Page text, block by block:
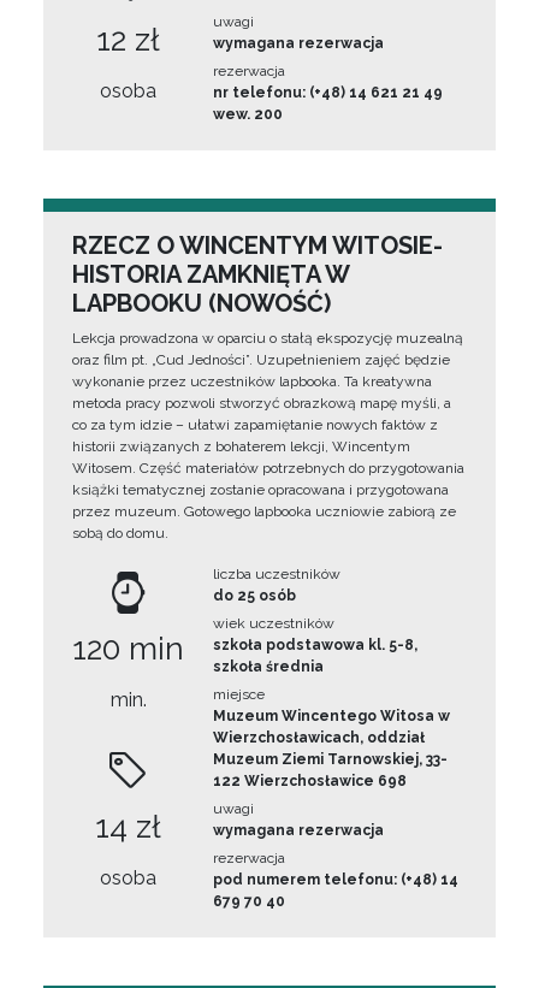
12 zł
osoba
uwagi
wymagana rezerwacja
rezerwacja
nr telefonu: (+48) 14 621 21 49
wew. 200
RZECZ O WINCENTYM WITOSIE-
HISTORIA ZAMKNIĘTA W
LAPBOOKU (NOWOŚĆ)
Lekcja prowadzona w oparciu o stałą ekspozycję muzealną
oraz film pt. „Cud Jedności”. Uzupełnieniem zajęć będzie
wykonanie przez uczestników lapbooka. Ta kreatywna
metoda pracy pozwoli stworzyć obrazkową mapę myśli, a
co za tym idzie – ułatwi zapamiętanie nowych faktów z
historii związanych z bohaterem lekcji, Wincentym
Witosem. Część materiałów potrzebnych do przygotowania
książki tematycznej zostanie opracowana i przygotowana
przez muzeum. Gotowego lapbooka uczniowie zabiorą ze
sobą do domu.
120 min
min.
14 zł
osoba
liczba uczestników
do 25 osób
wiek uczestników
szkoła podstawowa kl. 5-8,
szkoła średnia
miejsce
Muzeum Wincentego Witosa w
Wierzchosławicach, oddział
Muzeum Ziemi Tarnowskiej, 33-
122 Wierzchosławice 698
uwagi
wymagana rezerwacja
rezerwacja
pod numerem telefonu: (+48) 14
679 70 40